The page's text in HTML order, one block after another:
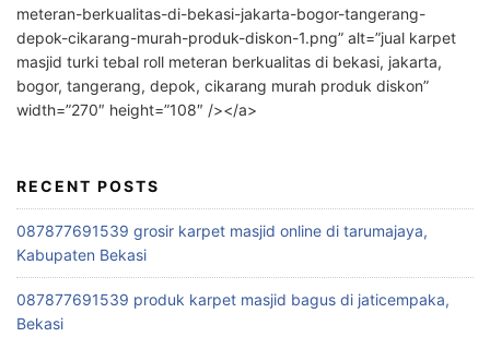
meteran-berkualitas-di-bekasi-jakarta-bogor-tangerang-
depok-cikarang-murah-produk-diskon-1.png” alt=”jual karpet
masjid turki tebal roll meteran berkualitas di bekasi, jakarta,
bogor, tangerang, depok, cikarang murah produk diskon”
width=”270″ height=”108″ /></a>
RECENT POSTS
087877691539 grosir karpet masjid online di tarumajaya,
Kabupaten Bekasi
087877691539 produk karpet masjid bagus di jaticempaka,
Bekasi